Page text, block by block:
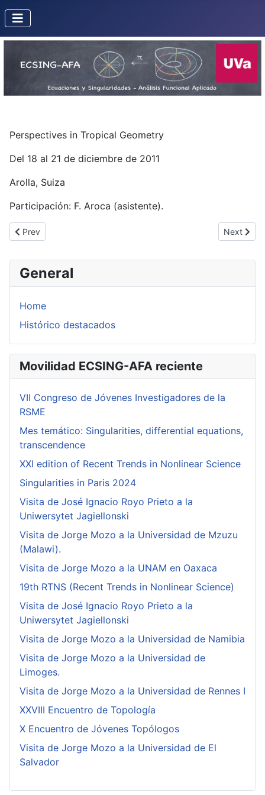
General
Home
Histórico destacados
Movilidad ECSING-AFA reciente
VII Congreso de Jóvenes Investigadores de la
RSME
Mes temático: Singularities, differential equations,
transcendence
XXI edition of Recent Trends in Nonlinear Science
Singularities in Paris 2024
Visita de José Ignacio Royo Prieto a la
Uniwersytet Jagiellonski
Visita de Jorge Mozo a la Universidad de Mzuzu
(Malawi).
Visita de Jorge Mozo a la UNAM en Oaxaca
19th RTNS (Recent Trends in Nonlinear Science)
Visita de José Ignacio Royo Prieto a la
Uniwersytet Jagiellonski
Visita de Jorge Mozo a la Universidad de Namibia
Visita de Jorge Mozo a la Universidad de
Limoges.
Visita de Jorge Mozo a la Universidad de Rennes I
XXVIII Encuentro de Topología
X Encuentro de Jóvenes Topólogos
Visita de Jorge Mozo a la Universidad de El
Salvador
Perspectives in Tropical Geometry
Del 18 al 21 de diciembre de 2011
Arolla, Suiza
Participación: F. Aroca (asistente).
Previous article: Recent Trends in Nonlinear Science 2012
Prev Next
Next